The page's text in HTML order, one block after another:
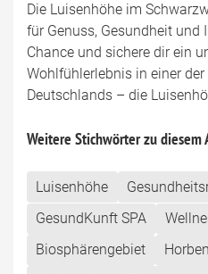
Die Luisenhöhe im
für Genuss, Gesundheit und
Chance und sichere dir ein
Wohlfühlerlebnis in einer
Deutschlands – die
Weitere Stichwörter zu diesem
Luisenhöhe
GesundKunft SPA
Biosphärengebiet
Horben